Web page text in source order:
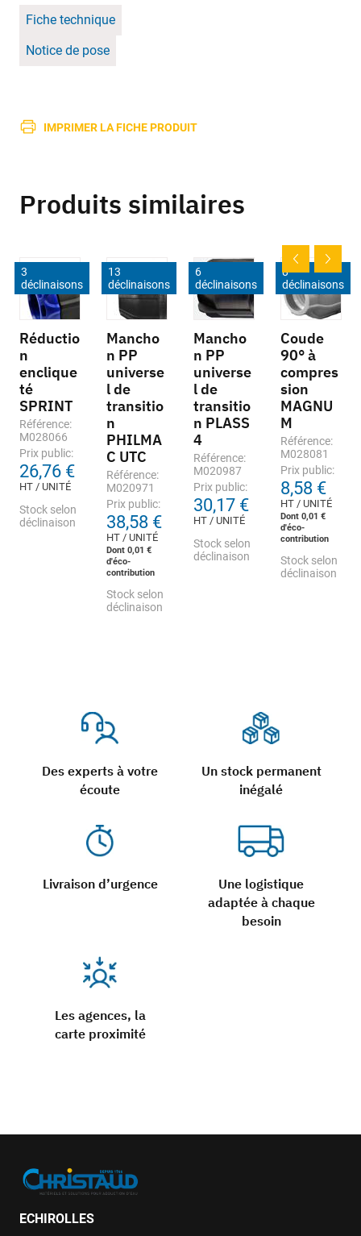
Fiche technique
Notice de pose
IMPRIMER LA FICHE PRODUIT
Des experts à votre
écoute
Un stock permanent
inégalé
Livraison d’urgence
Une logistique
adaptée à chaque
besoin
Les agences, la
carte proximité
Produits similaires
3
déclinaisons
Réductio
n
enclique
té
SPRINT
Référence:
M028066
Prix public:
26,76 €
HT / UNITÉ
Stock selon
déclinaison
13
déclinaisons
Mancho
n PP
universe
l de
transitio
n
PHILMA
C UTC
Référence:
M020971
Prix public:
38,58 €
HT / UNITÉ
Dont 0,01 €
d'éco-
contribution
Stock selon
déclinaison
6
déclinaisons
Mancho
n PP
universe
l de
transitio
n PLASS
4
Référence:
M020987
Prix public:
30,17 €
HT / UNITÉ
Stock selon
déclinaison
8
déclinaisons
Coude
90° à
compres
sion
MAGNU
M
Référence:
M028081
Prix public:
8,58 €
HT / UNITÉ
Dont 0,01 €
d'éco-
contribution
Stock selon
déclinaison
ECHIROLLES